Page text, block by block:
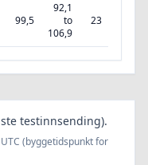
99,5
92,1
to
106,9
23
testinnsending).
(byggetidspunkt for